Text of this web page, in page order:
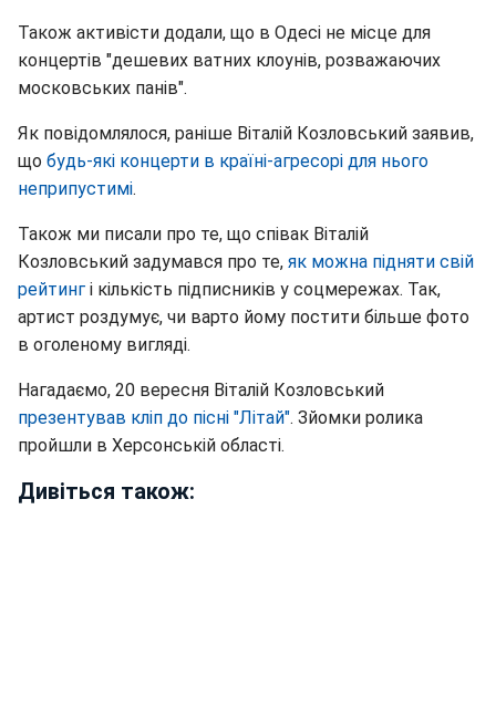
Також активісти додали, що в Одесі не місце для
концертів "дешевих ватних клоунів, розважаючих
московських панів".
Як повідомлялося, раніше Віталій Козловський заявив,
що будь-які концерти в країні-агресорі для нього
неприпустимі.
Також ми писали про те, що співак Віталій
Козловський задумався про те, як можна підняти свій
рейтинг і кількість підписників у соцмережах. Так,
артист роздумує, чи варто йому постити більше фото
в оголеному вигляді.
Нагадаємо, 20 вересня Віталій Козловський
презентував кліп до пісні "Літай". Зйомки ролика
пройшли в Херсонській області.
Дивіться також: